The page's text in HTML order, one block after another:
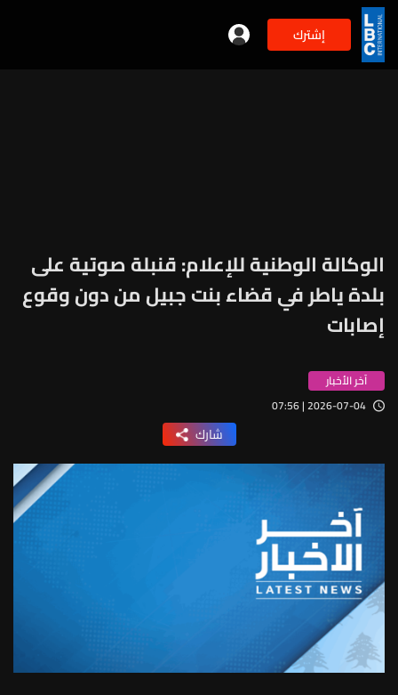
إشترك
الوكالة الوطنية للإعلام: قنبلة صوتية على
بلدة ياطر في قضاء بنت جبيل من دون وقوع
إصابات
آخر الأخبار
2026-07-04 | 07:56
شارك